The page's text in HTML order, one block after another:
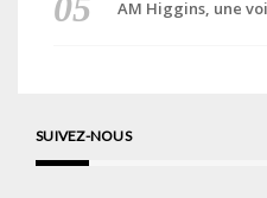
AM Higgins, une
SUIVEZ-NOUS